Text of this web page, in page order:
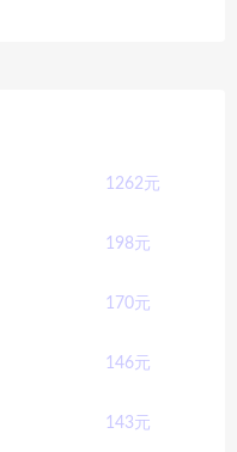
1262元
198元
170元
146元
143元